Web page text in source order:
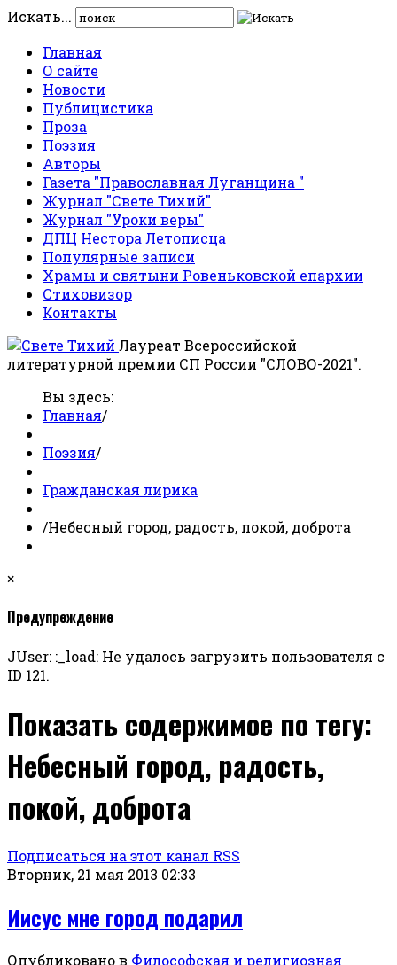
Искать...
Главная
О сайте
Новости
Публицистика
Проза
Поэзия
Авторы
Газета "Православная Луганщина "
Журнал "Свете Тихий"
Журнал "Уроки веры"
ДПЦ Нестора Летописца
Популярные записи
Храмы и святыни Ровеньковской епархии
Стиховизор
Контакты
Лауреат Всероссийской
литературной премии СП России "СЛОВО-2021".
Вы здесь:
Главная/
Поэзия/
Гражданская лирика
/Небесный город, радость, покой, доброта
×
Предупреждение
JUser: :_load: Не удалось загрузить пользователя с
ID 121.
Показать содержимое по тегу:
Небесный город, радость,
покой, доброта
Подписаться на этот канал RSS
Вторник, 21 мая 2013 02:33
Иисус мне город подарил
Опубликовано в Философская и религиозная